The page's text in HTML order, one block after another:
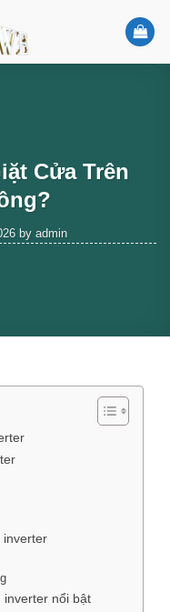
Cửa Trên
by admin
inverter
nổi bật